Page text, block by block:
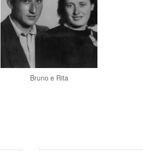
Bruno e Rita